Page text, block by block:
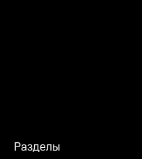
Разделы